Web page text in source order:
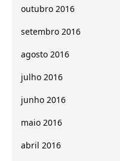
outubro 2016
setembro 2016
agosto 2016
julho 2016
junho 2016
maio 2016
abril 2016